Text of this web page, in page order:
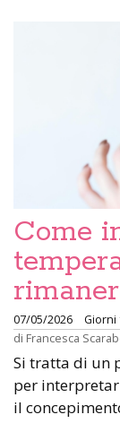
Come
07/05/2026
Giorni
di Francesca
Si tratta di un
per
il